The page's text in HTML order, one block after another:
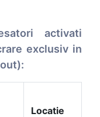
activati
exclusiv in
Locatie